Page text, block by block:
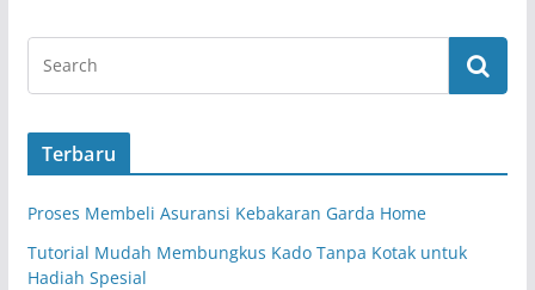
Terbaru
Proses Membeli Asuransi Kebakaran Garda Home
Tutorial Mudah Membungkus Kado Tanpa Kotak untuk
Hadiah Spesial